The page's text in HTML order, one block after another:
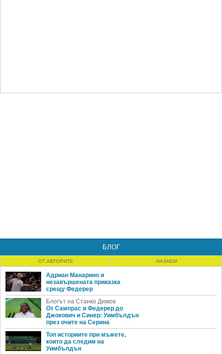
БЛОГ
ОТ АВТОРИТЕ НАЗАЕМ
Адриан Манарино и
незавършената приказка
срещу Федерер
Блогът на Станко Димов
От Сампрас и Федерер до
Джокович и Синер: Уимбълдън
през очите на Серина
Топ историите при мъжете,
които да следим на
Уимбълдън